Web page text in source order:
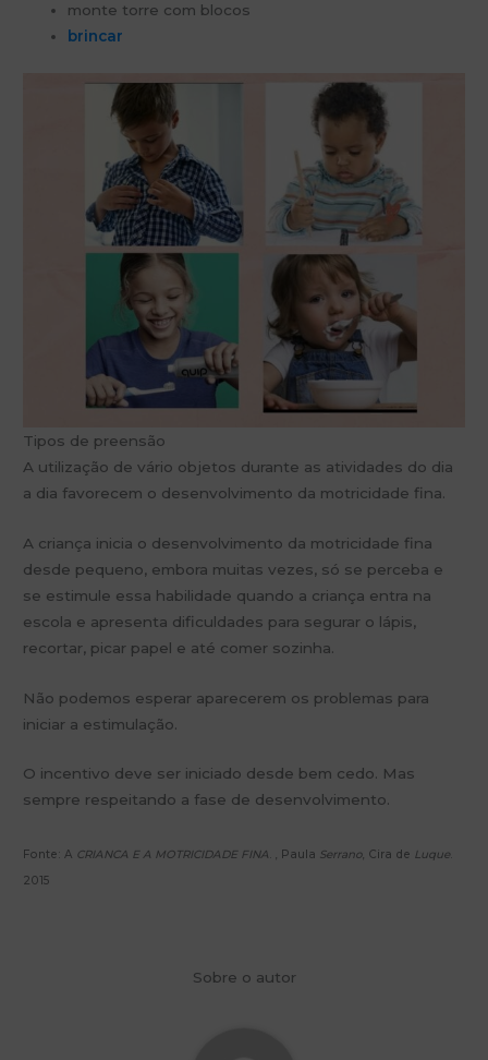
monte torre com blocos
brincar
Tipos de preensão
A utilização de vário objetos durante as atividades do dia
a dia favorecem o desenvolvimento da motricidade fina.
A criança inicia o desenvolvimento da motricidade fina
desde pequeno, embora muitas vezes, só se perceba e
se estimule essa habilidade quando a criança entra na
escola e apresenta dificuldades para segurar o lápis,
recortar, picar papel e até comer sozinha.
Não podemos esperar aparecerem os problemas para
iniciar a estimulação.
O incentivo deve ser iniciado desde bem cedo. Mas
sempre respeitando a fase de desenvolvimento.
Fonte: A CRIANCA E A MOTRICIDADE FINA. , Paula Serrano, Cira de Luque.
2015
Sobre o autor